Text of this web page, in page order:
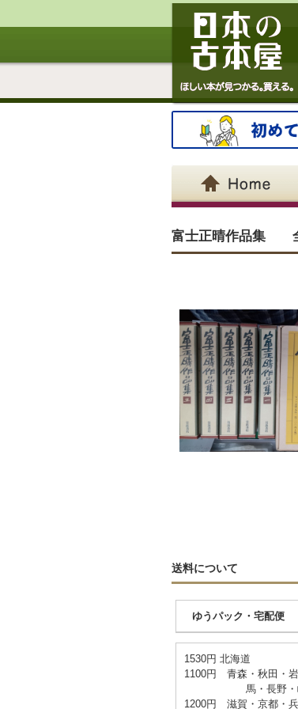
富士正晴作品集
送料について
ゆうパック・宅配便
1530円 北海道
1100円 青森・秋田・
馬・長野・岐阜・
1200円 滋賀・京都・